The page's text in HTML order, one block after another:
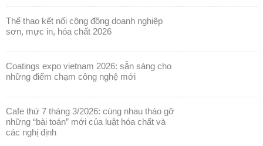
thể thao kết nối cộng đồng doanh nghiệp
sơn, mực in, hóa chất 2026
coatings expo vietnam 2026: sẵn sàng cho
những điểm chạm công nghệ mới
cafe thứ 7 tháng 3/2026: cùng nhau tháo gỡ
những “bài toán” mới của luật hóa chất và
các nghị định